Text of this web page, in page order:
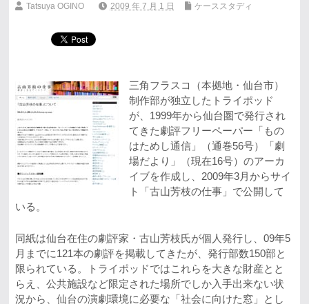
Tatsuya OGINO 2009 年 7 月 1 日 ケーススタディ
三角フラスコ（本拠地・仙台市）
制作部が独立したトライポッド
が、1999年から仙台圏で発行され
てきた劇評フリーペーパー「もの
はためし通信」（通巻56号）「劇
場だより」（現在16号）のアーカ
イブを作成し、2009年3月からサイ
ト「古山芳枝の仕事」で公開して
いる。
同紙は仙台在住の劇評家・古山芳枝氏が個人発行し、09年5
月までに121本の劇評を掲載してきたが、発行部数150部と
限られている。トライポッドではこれらを大きな財産とと
らえ、公共施設など限定された場所でしか入手出来ない状
況から、仙台の演劇環境に必要な「社会に向けた窓」とし